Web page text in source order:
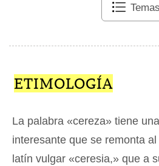
Temas
ETIMOLOGÍA
La palabra «cereza» tiene
interesante que se remonta
latín vulgar «ceresia,» que a